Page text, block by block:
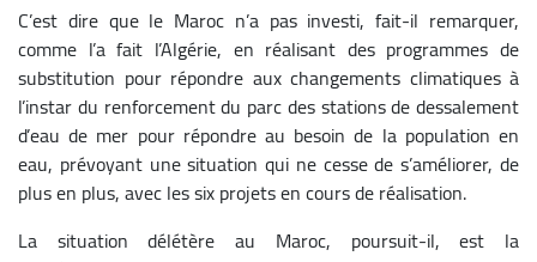
C’est dire que le Maroc n’a pas investi, fait-il remarquer,
comme l’a fait l’Algérie, en réalisant des programmes de
substitution pour répondre aux changements climatiques à
l’instar du renforcement du parc des stations de dessalement
d’eau de mer pour répondre au besoin de la population en
eau, prévoyant une situation qui ne cesse de s’améliorer, de
plus en plus, avec les six projets en cours de réalisation.
La situation délétère au Maroc, poursuit-il, est la